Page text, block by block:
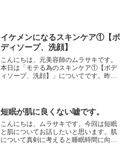
イケメンになるスキンケア①【ボ
ディソープ、洗顔】
こんにちは、元美容師のムラサキです。
本日は「モテる為のスキンケア①【ボデ
ィソープ、洗顔】」についてです。昨日
ア>>>>>>>>服...
短眠が肌に良くない嘘です。
こんにちは、ムラサキです。今回は短眠
と肌についてお話したいと思います。肌
について真剣に考えると睡眠時間に向き